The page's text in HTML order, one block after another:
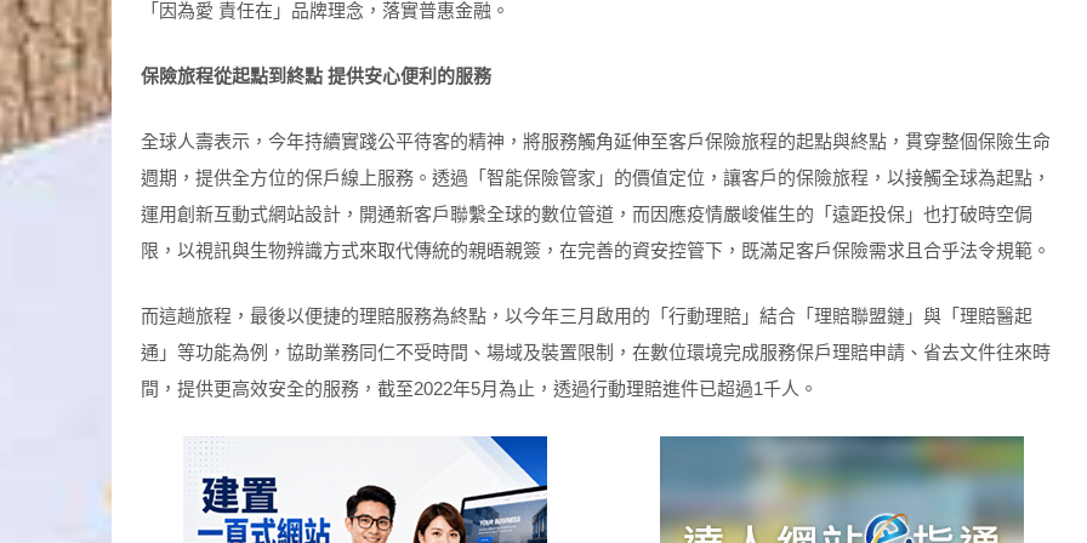
「因為愛 責任在」品牌理念，落實普惠金融。
保險旅程從起點到終點 提供安心便利的服務
全球人壽表示，今年持續實踐公平待客的精神，將服務觸角延伸至客戶保險旅程的起點與終點，貫穿整個保險生命
週期，提供全方位的保戶線上服務。透過「智能保險管家」的價值定位，讓客戶的保險旅程，以接觸全球為起點，
運用創新互動式網站設計，開通新客戶聯繫全球的數位管道，而因應疫情嚴峻催生的「遠距投保」也打破時空侷
限，以視訊與生物辨識方式來取代傳統的親晤親簽，在完善的資安控管下，既滿足客戶保險需求且合乎法令規範。
而這趟旅程，最後以便捷的理賠服務為終點，以今年三月啟用的「行動理賠」結合「理賠聯盟鏈」與「理賠醫起
通」等功能為例，協助業務同仁不受時間、場域及裝置限制，在數位環境完成服務保戶理賠申請、省去文件往來時
間，提供更高效安全的服務，截至2022年5月為止，透過行動理賠進件已超過1千人。